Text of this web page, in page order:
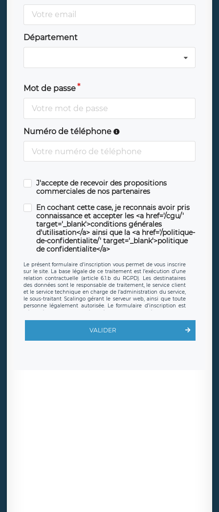
Département
Mot de passe
Numéro de téléphone
J'accepte de recevoir des propositions
commerciales de nos partenaires
En cochant cette case, je reconnais avoir pris
connaissance et accepter les <a href='/cgu/'
target='_blank'>conditions générales
d'utilisation</a> ainsi que la <a href='/politique-
de-confidentialite/' target='_blank'>politique
de confidentialite</a>
Le présent formulaire d’inscription vous permet de vous inscrire
sur le site. La base légale de ce traitement est l’exécution d’une
relation contractuelle (article 6.1.b du RGPD). Les destinataires
des données sont le responsable de traitement, le service client
et le service technique en charge de l’administration du service,
le sous-traitant Scalingo gérant le serveur web, ainsi que toute
personne légalement autorisée. Le formulaire d’inscription est
offrant desclauses de protection conformes au RGPD. Les
en sollicite la suppression, étant entendu que vous pouvez
demander la suppression de vos données et retirer votre
VALIDER